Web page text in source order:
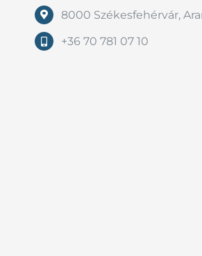
8000 Székesfehérvár,
+36 70 781 07 10